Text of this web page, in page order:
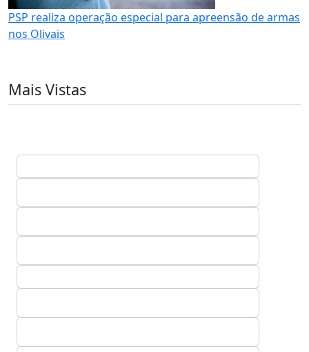
PSP realiza operação especial para apreensão de armas
nos Olivais
Mais Vistas